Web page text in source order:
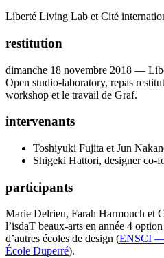
Liberté Living Lab et Cité
restitution
dimanche 18 novembre 2018 —
Open studio-laboratory, repas
workshop et le travail de Graf.
intervenants
Toshiyuki Fujita et Jun
Shigeki Hattori, designer co-
participants
Marie Delrieu, Farah Harmouch et
l’isdaT beaux-arts en année 4
d’autres écoles de design (ENSCI —
École Duperré).